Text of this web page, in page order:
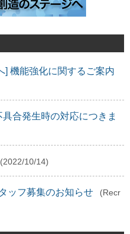
] 機能強化に関するご案内
合発生時の対応につきま
(2022/10/14)
ッフ募集のお知らせ
(Recr